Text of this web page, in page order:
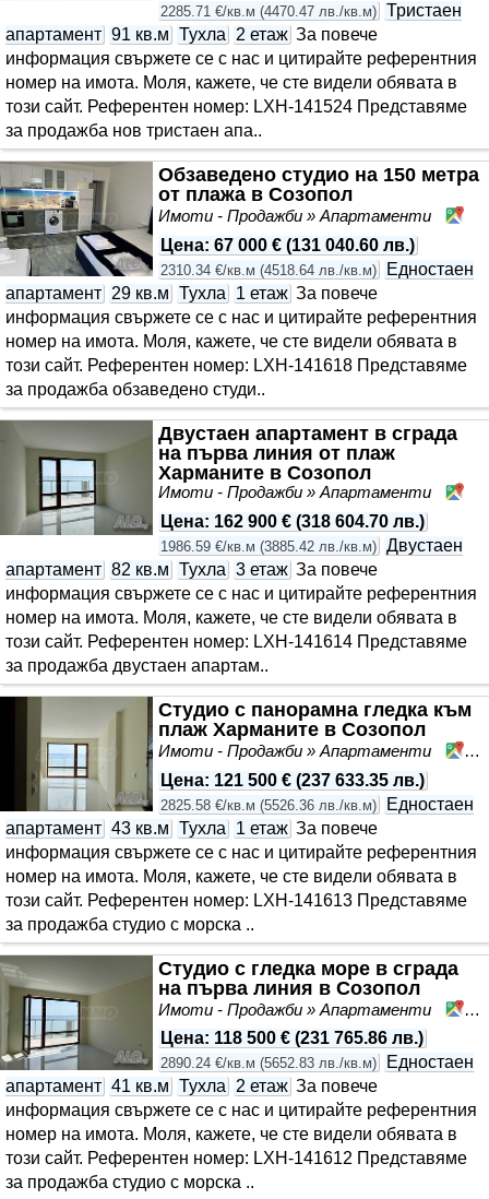
2285.71 €/кв.м (4470.47 лв./кв.м) Тристаен
апартамент 91 кв.м Тухла 2 етаж За повече
информация свържете се с нас и цитирайте референтния
номер на имота. Моля, кажете, че сте видeли обявата в
този сайт. Референтен номер: LXH-141524 Представяме
за продажба нов тристаен апа..
Обзаведено студио на 150 метра
от плажа в Созопол
Имоти - Продажби » Апартаменти
Цена: 67 000 € (131 040.60 лв.)
2310.34 €/кв.м (4518.64 лв./кв.м)
Едностаен
апартамент 29 кв.м Тухла 1 етаж За повече
информация свържете се с нас и цитирайте референтния
номер на имота. Моля, кажете, че сте видeли обявата в
този сайт. Референтен номер: LXH-141618 Представяме
за продажба обзаведено студи..
Двустаен апартамент в сграда
на първа линия от плаж
Харманите в Созопол
Имоти - Продажби » Апартаменти
Цена: 162 900 € (318 604.70 лв.)
1986.59 €/кв.м (3885.42 лв./кв.м) Двустаен
апартамент 82 кв.м Тухла 3 етаж За повече
информация свържете се с нас и цитирайте референтния
номер на имота. Моля, кажете, че сте видeли обявата в
този сайт. Референтен номер: LXH-141614 Представяме
за продажба двустаен апартам..
Студио с панорамна гледка към
плаж Харманите в Созопол
Имоти - Продажби » Апартаменти
Цена: 121 500 € (237 633.35 лв.)
2825.58 €/кв.м (5526.36 лв./кв.м)
Едностаен
апартамент 43 кв.м Тухла 1 етаж За повече
информация свържете се с нас и цитирайте референтния
номер на имота. Моля, кажете, че сте видeли обявата в
този сайт. Референтен номер: LXH-141613 Представяме
за продажба студио с морска ..
Студио с гледка море в сграда
на първа линия в Созопол
Имоти - Продажби » Апартаменти
Цена: 118 500 € (231 765.86 лв.)
2890.24 €/кв.м (5652.83 лв./кв.м)
Едностаен
апартамент 41 кв.м Тухла 2 етаж За повече
информация свържете се с нас и цитирайте референтния
номер на имота. Моля, кажете, че сте видeли обявата в
този сайт. Референтен номер: LXH-141612 Представяме
за продажба студио с морска ..